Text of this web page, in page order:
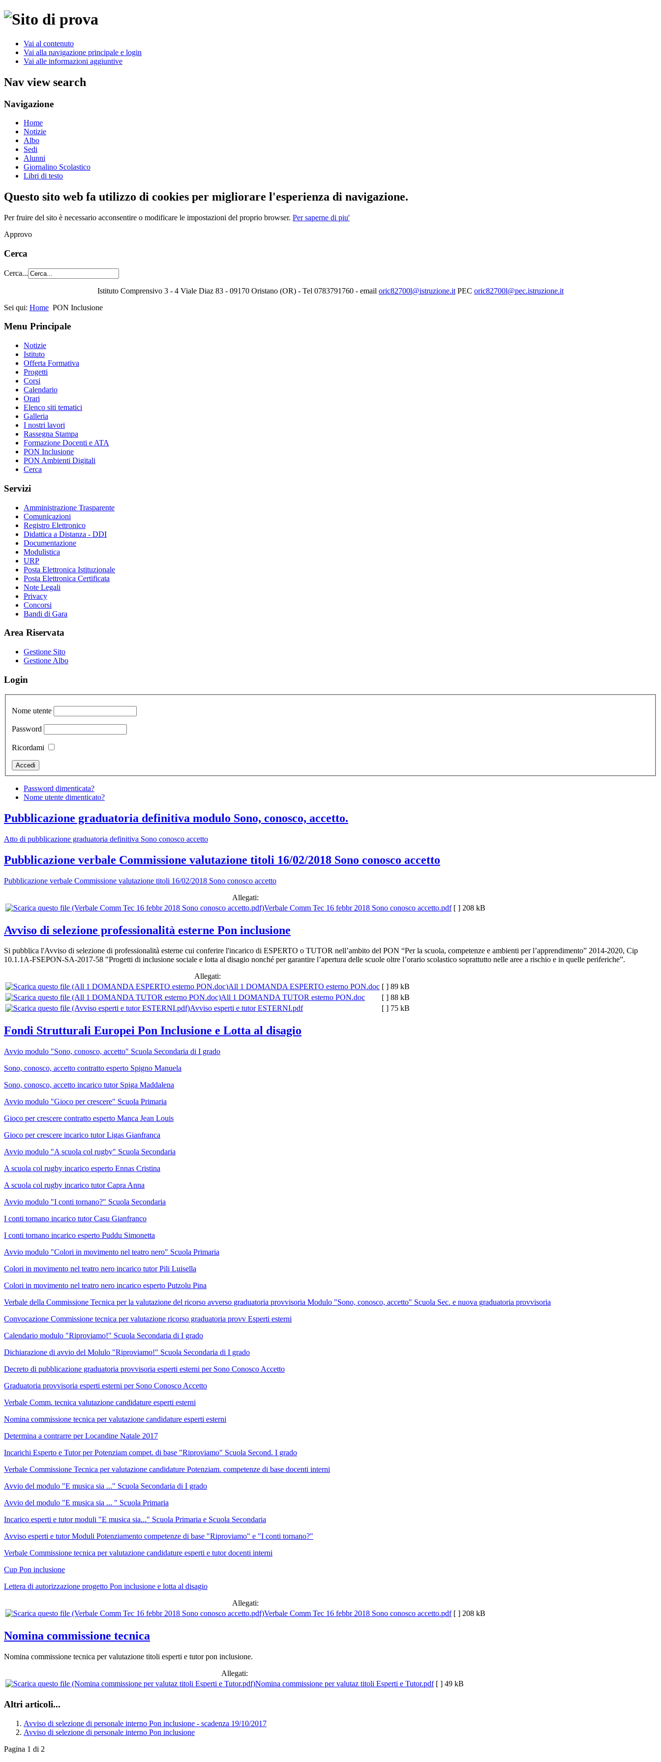
Vai al contenuto
Vai alla navigazione principale e login
Vai alle informazioni aggiuntive
Nav view search
Navigazione
Home
Notizie
Albo
Sedi
Alunni
Giornalino Scolastico
Libri di testo
Questo sito web fa utilizzo di cookies per migliorare l'esperienza di navigazione.
Per fruire del sito è necessario acconsentire o modificare le impostazioni del proprio browser. Per saperne di piu'
Approvo
Cerca
Cerca...
Istituto Comprensivo 3 - 4 Viale Diaz 83 - 09170 Oristano (OR) - Tel 0783791760 - email oric82700l@istruzione.it PEC oric82700l@pec.istruzione.it
Sei qui: Home PON Inclusione
Menu Principale
Notizie
Istituto
Offerta Formativa
Progetti
Corsi
Calendario
Orari
Elenco siti tematici
Galleria
I nostri lavori
Rassegna Stampa
Formazione Docenti e ATA
PON Inclusione
PON Ambienti Digitali
Cerca
Servizi
Amministrazione Trasparente
Comunicazioni
Registro Elettronico
Didattica a Distanza - DDI
Documentazione
Modulistica
URP
Posta Elettronica Istituzionale
Posta Elettronica Certificata
Note Legali
Privacy
Concorsi
Bandi di Gara
Area Riservata
Gestione Sito
Gestione Albo
Login
Nome utente
Password
Ricordami
Password dimenticata?
Nome utente dimenticato?
Pubblicazione graduatoria definitiva modulo Sono, conosco, accetto.
Atto di pubblicazione graduatoria definitiva Sono conosco accetto
Pubblicazione verbale Commissione valutazione titoli 16/02/2018 Sono conosco accetto
Pubblicazione verbale Commissione valutazione titoli 16/02/2018 Sono conosco accetto
Allegati:
Verbale Comm Tec 16 febbr 2018 Sono conosco accetto.pdf [ ] 208 kB
Avviso di selezione professionalità esterne Pon inclusione
Si pubblica l'Avviso di selezione di professionalità esterne cui conferire l'incarico di ESPERTO o TUTOR nell’ambito del PON “Per la scuola, competenze e ambienti per l’apprendimento” 2014-2020, Cip
10.1.1A-FSEPON-SA-2017-58 "Progetti di inclusione sociale e lotta al disagio nonché per garantire l’apertura delle scuole oltre l’orario scolastico soprattutto nelle aree a rischio e in quelle periferiche”.
Allegati:
All 1 DOMANDA ESPERTO esterno PON.doc [ ] 89 kB
All 1 DOMANDA TUTOR esterno PON.doc
[ ] 88 kB
Avviso esperti e tutor ESTERNI.pdf
[ ] 75 kB
Fondi Strutturali Europei Pon Inclusione e Lotta al disagio
Avvio modulo "Sono, conosco, accetto" Scuola Secondaria di I grado
Sono, conosco, accetto contratto esperto Spigno Manuela
Sono, conosco, accetto incarico tutor Spiga Maddalena
Avvio modulo "Gioco per crescere" Scuola Primaria
Gioco per crescere contratto esperto Manca Jean Louis
Gioco per crescere incarico tutor Ligas Gianfranca
Avvio modulo "A scuola col rugby" Scuola Secondaria
A scuola col rugby incarico esperto Ennas Cristina
A scuola col rugby incarico tutor Capra Anna
Avvio modulo "I conti tornano?" Scuola Secondaria
I conti tornano incarico tutor Casu Gianfranco
I conti tornano incarico esperto Puddu Simonetta
Avvio modulo "Colori in movimento nel teatro nero" Scuola Primaria
Colori in movimento nel teatro nero incarico tutor Pili Luisella
Colori in movimento nel teatro nero incarico esperto Putzolu Pina
Verbale della Commissione Tecnica per la valutazione del ricorso avverso graduatoria provvisoria Modulo "Sono, conosco, accetto" Scuola Sec. e nuova graduatoria provvisoria
Convocazione Commissione tecnica per valutazione ricorso graduatoria provv Esperti esterni
Calendario modulo "Riproviamo!" Scuola Secondaria di I grado
Dichiarazione di avvio del Molulo "Riproviamo!" Scuola Secondaria di I grado
Decreto di pubblicazione graduatoria provvisoria esperti esterni per Sono Conosco Accetto
Graduatoria provvisoria esperti esterni per Sono Conosco Accetto
Verbale Comm. tecnica valutazione candidature esperti esterni
Nomina commissione tecnica per valutazione candidature esperti esterni
Determina a contrarre per Locandine Natale 2017
Incarichi Esperto e Tutor per Potenziam compet. di base "Riproviamo" Scuola Second. I grado
Verbale Commissione Tecnica per valutazione candidature Potenziam. competenze di base docenti interni
Avvio del modulo "E musica sia ..." Scuola Secondaria di I grado
Avvio del modulo "E musica sia ... " Scuola Primaria
Incarico esperti e tutor moduli "E musica sia..." Scuola Primaria e Scuola Secondaria
Avviso esperti e tutor Moduli Potenziamento competenze di base "Riproviamo" e "I conti tornano?"
Verbale Commissione tecnica per valutazione candidature esperti e tutor docenti interni
Cup Pon inclusione
Lettera di autorizzazione progetto Pon inclusione e lotta al disagio
Allegati:
Verbale Comm Tec 16 febbr 2018 Sono conosco accetto.pdf [ ] 208 kB
Nomina commissione tecnica
Nomina commissione tecnica per valutazione titoli esperti e tutor pon inclusione.
Allegati:
Nomina commissione per valutaz titoli Esperti e Tutor.pdf [ ] 49 kB
Altri articoli...
Avviso di selezione di personale interno Pon inclusione - scadenza 19/10/2017
Avviso di selezione di personale interno Pon inclusione
Pagina 1 di 2